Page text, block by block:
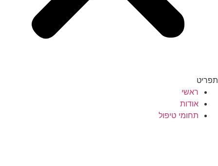
תפריט
ראשי
אודות
תחומי טיפול